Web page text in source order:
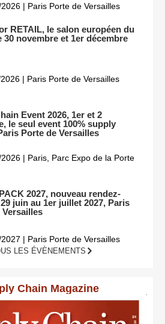
| Paris Porte de Versailles
RETAIL, le salon européen du
30 novembre et 1er décembre
| Paris Porte de Versailles
Event 2026, 1er et 2
le seul event 100% supply
Porte de Versailles
| Paris, Parc Expo de la Porte
2027, nouveau rendez-
juin au 1er juillet 2027, Paris
| Paris Porte de Versailles
LES ÉVÈNEMENTS
Chain Magazine